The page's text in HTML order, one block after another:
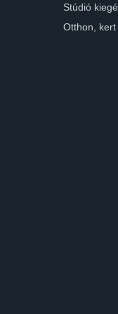
Stúdió
Otthon, kert